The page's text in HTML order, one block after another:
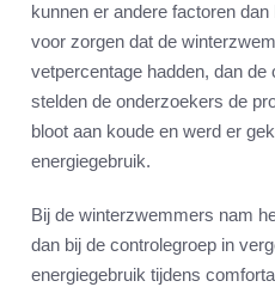
kunnen er andere factoren
voor zorgen dat de
vetpercentage hadden, dan de
stelden de onderzoekers de
bloot aan koude en werd er
energiegebruik.
Bij de winterzwemmers nam
dan bij de controlegroep in
energiegebruik tijdens